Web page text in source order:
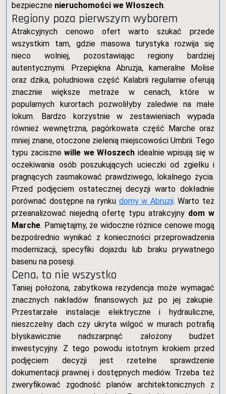
bezpieczne nieruchomości we Włoszech.
Regiony poza pierwszym wyborem
Atrakcyjnych cenowo ofert warto szukać przede
wszystkim tam, gdzie masowa turystyka rozwija się
nieco wolniej, pozostawiając regiony bardziej
autentycznymi. Przepiękna Abruzja, kameralne Molise
oraz dzika, południowa część Kalabrii regularnie oferują
znacznie większe metraże w cenach, które w
popularnych kurortach pozwoliłyby zaledwie na małe
lokum. Bardzo korzystnie w zestawieniach wypada
również wewnętrzna, pagórkowata część Marche oraz
mniej znane, otoczone zielenią miejscowości Umbrii. Tego
typu zaciszne wille we Włoszech idealnie wpisują się w
oczekiwania osób poszukujących ucieczki od zgiełku i
pragnących zasmakować prawdziwego, lokalnego życia.
Przed podjęciem ostatecznej decyzji warto dokładnie
porównać dostępne na rynku domy w Abruzji. Warto też
przeanalizować niejedną ofertę typu atrakcyjny dom w
Marche. Pamiętajmy, że widoczne różnice cenowe mogą
bezpośrednio wynikać z konieczności przeprowadzenia
modernizacji, specyfiki dojazdu lub braku prywatnego
basenu na posesji.
Cena, to nie wszystko
Taniej położona, zabytkowa rezydencja może wymagać
znacznych nakładów finansowych już po jej zakupie.
Przestarzałe instalacje elektryczne i hydrauliczne,
nieszczelny dach czy ukryta wilgoć w murach potrafią
błyskawicznie nadszarpnąć założony budżet
inwestycyjny. Z tego powodu istotnym krokiem przed
podjęciem decyzji jest rzetelne sprawdzenie
dokumentacji prawnej i dostępnych mediów. Trzeba też
zweryfikować zgodność planów architektonicznych z